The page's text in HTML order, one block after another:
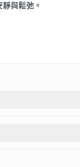
與鬆弛。